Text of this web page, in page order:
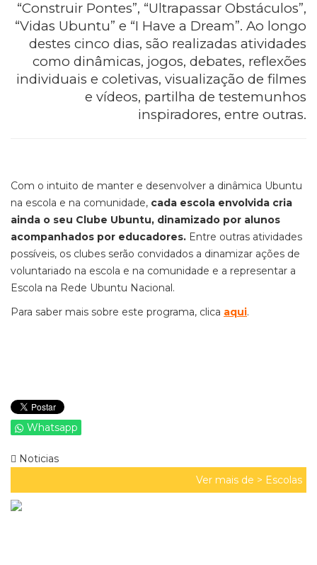
“Construir Pontes”, “Ultrapassar Obstáculos”,
“Vidas Ubuntu” e “I Have a Dream”. Ao longo
destes cinco dias, são realizadas atividades
como dinâmicas, jogos, debates, reflexões
individuais e coletivas, visualização de filmes
e vídeos, partilha de testemunhos
inspiradores, entre outras.
Com o intuito de manter e desenvolver a dinâmica Ubuntu
na escola e na comunidade, cada escola envolvida cria
ainda o seu Clube Ubuntu, dinamizado por alunos
acompanhados por educadores. Entre outras atividades
possíveis, os clubes serão convidados a dinamizar ações de
voluntariado na escola e na comunidade e a representar a
Escola na Rede Ubuntu Nacional.
Para saber mais sobre este programa, clica aqui.
Whatsapp
Noticias
Ver mais de > Escolas